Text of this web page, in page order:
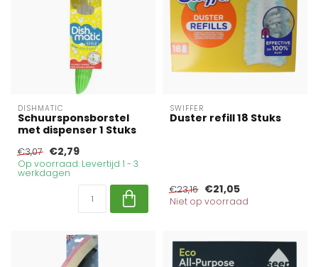
DISHMATIC
Schuursponsborstel
met dispenser 1 Stuks
€3,07 €2,79
Op voorraad. Levertijd 1 - 3
werkdagen
SWIFFER
Duster refill 18 Stuks
€23,16 €21,05
Niet op voorraad